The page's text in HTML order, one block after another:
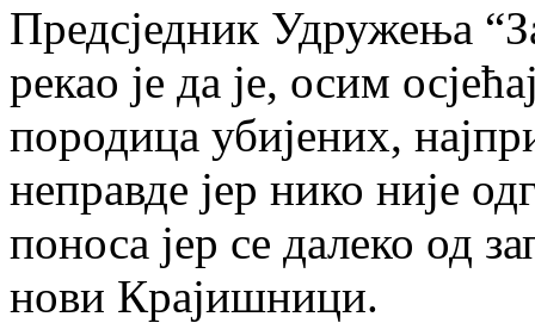
Предсједник Удружења
рекао је да је, осим
породица убијених,
неправде јер нико није
поноса јер се далеко од
нови Крајишници.